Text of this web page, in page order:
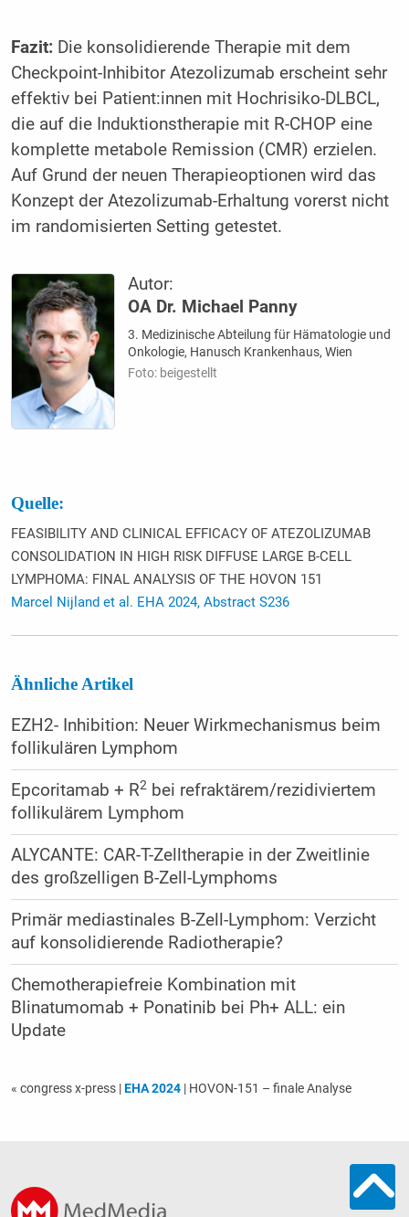
Fazit:Die konsolidierende Therapie mit dem
Checkpoint-Inhibitor Atezolizumab erscheint sehr
effektiv bei Patient:innen mit Hochrisiko-DLBCL,
die auf die Induktionstherapie mit R-CHOP eine
komplette metabole Remission (CMR) erzielen.
Auf Grund der neuen Therapieoptionen wird das
Konzept der Atezolizumab-Erhaltung vorerst nicht
im randomisierten Setting getestet.
Autor:
OA Dr. Michael Panny
3. Medizinische Abteilung für Hämatologie und
Onkologie, Hanusch Krankenhaus, Wien
Foto: beigestellt
Quelle:
FEASIBILITY AND CLINICAL EFFICACY OF ATEZOLIZUMAB
CONSOLIDATION IN HIGH RISK DIFFUSE LARGE B-CELL
LYMPHOMA: FINAL ANALYSIS OF THE HOVON 151
Marcel Nijland et al. EHA 2024, Abstract S236
Ähnliche Artikel
EZH2- Inhibition: Neuer Wirkmechanismus beim
follikulären Lymphom
Epcoritamab + R2bei refraktärem/rezidiviertem
follikulärem Lymphom
ALYCANTE: CAR-T-Zelltherapie in der Zweitlinie
des großzelligen B-Zell-Lymphoms
Primär mediastinales B-Zell-Lymphom: Verzicht
auf konsolidierende Radiotherapie?
Chemotherapiefreie Kombination mit
Blinatumomab + Ponatinib bei Ph+ ALL: ein
Update
« congress x-press |EHA 2024| HOVON-151 – finale Analyse